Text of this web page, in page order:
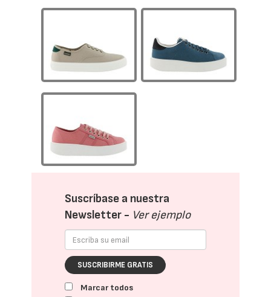
Suscríbase a nuestra
Newsletter - Ver ejemplo
SUSCRIBIRME GRATIS
Marcar todos